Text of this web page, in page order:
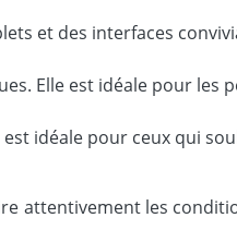
et des interfaces
Elle est idéale pour les
idéale pour ceux qui
attentivement les